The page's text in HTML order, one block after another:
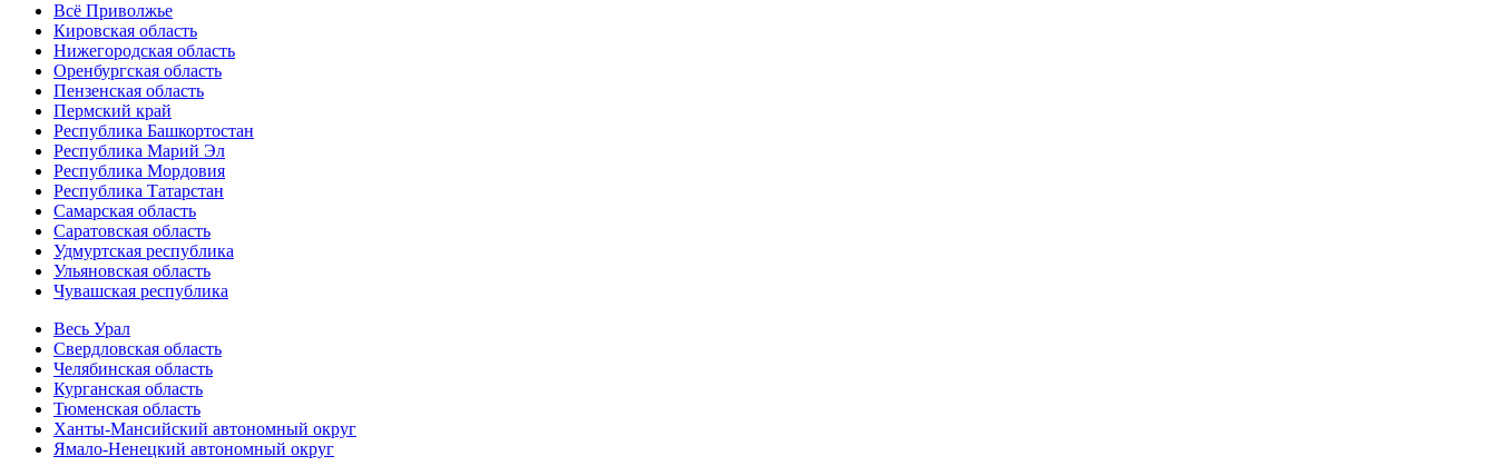
Всё Приволжье
Кировская область
Нижегородская область
Оренбургская область
Пензенская область
Пермский край
Республика Башкортостан
Республика Марий Эл
Республика Мордовия
Республика Татарстан
Самарская область
Саратовская область
Удмуртская республика
Ульяновская область
Чувашская республика
Весь Урал
Свердловская область
Челябинская область
Курганская область
Тюменская область
Ханты-Мансийский автономный округ
Ямало-Ненецкий автономный округ